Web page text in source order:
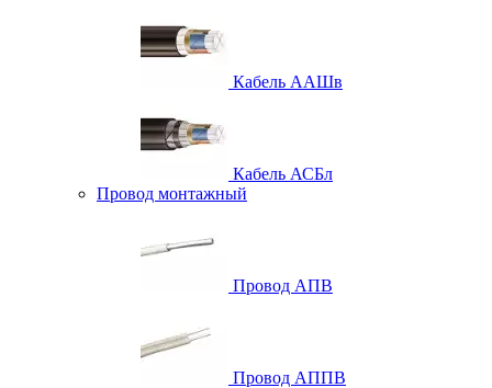
Кабель ААШв
Кабель АСБл
Провод монтажный
Провод АПВ
Провод АППВ